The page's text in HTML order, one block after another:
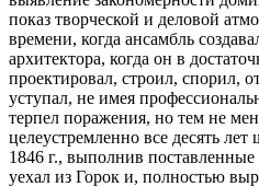
показ творческой и деловой
времени, когда ансамбль
архитектора, когда он в
проектировал, строил, спорил,
уступал, не имея
терпел поражения, но тем не
целеустремленно все десять
1846 г., выполнив
уехал из Горок и, полностью